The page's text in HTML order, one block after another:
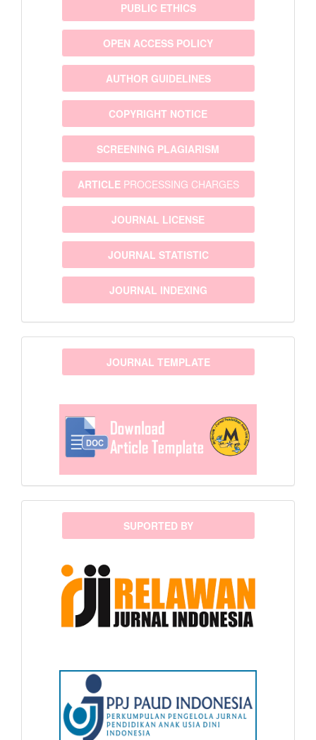
PUBLIC ETHICS
OPEN ACCESS POLICY
AUTHOR GUIDELINES
COPYRIGHT NOTICE
SCREENING PLAGIARISM
ARTICLEPROCESSING CHARGES
JOURNAL LICENSE
JOURNAL STATISTIC
JOURNAL INDEXING
templateJOURNAL TEMPLATE
sponsor SUPORTED BY